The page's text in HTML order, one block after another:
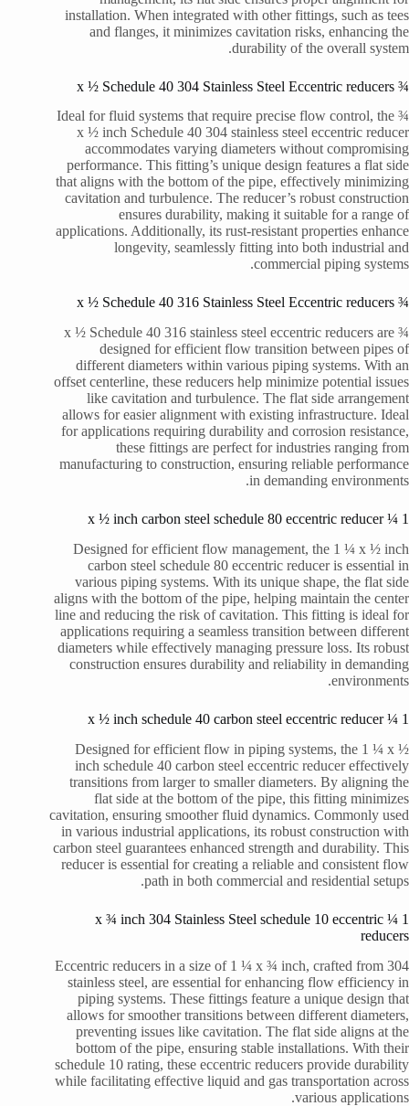
installation. When integrated with other fittings, such as tees
and flanges, it minimizes cavitation risks, enhancing the
durability of the overall system.
¾ x ½ Schedule 40 304 Stainless Steel Eccentric reducers
Ideal for fluid systems that require precise flow control, the ¾
x ½ inch Schedule 40 304 stainless steel eccentric reducer
accommodates varying diameters without compromising
performance. This fitting’s unique design features a flat side
that aligns with the bottom of the pipe, effectively minimizing
cavitation and turbulence. The reducer’s robust construction
ensures durability, making it suitable for a range of
applications. Additionally, its rust-resistant properties enhance
longevity, seamlessly fitting into both industrial and
commercial piping systems.
¾ x ½ Schedule 40 316 Stainless Steel Eccentric reducers
¾ x ½ Schedule 40 316 stainless steel eccentric reducers are
designed for efficient flow transition between pipes of
different diameters within various piping systems. With an
offset centerline, these reducers help minimize potential issues
like cavitation and turbulence. The flat side arrangement
allows for easier alignment with existing infrastructure. Ideal
for applications requiring durability and corrosion resistance,
these fittings are perfect for industries ranging from
manufacturing to construction, ensuring reliable performance
in demanding environments.
1 ¼ x ½ inch carbon steel schedule 80 eccentric reducer
Designed for efficient flow management, the 1 ¼ x ½ inch
carbon steel schedule 80 eccentric reducer is essential in
various piping systems. With its unique shape, the flat side
aligns with the bottom of the pipe, helping maintain the center
line and reducing the risk of cavitation. This fitting is ideal for
applications requiring a seamless transition between different
diameters while effectively managing pressure loss. Its robust
construction ensures durability and reliability in demanding
environments.
1 ¼ x ½ inch schedule 40 carbon steel eccentric reducer
Designed for efficient flow in piping systems, the 1 ¼ x ½
inch schedule 40 carbon steel eccentric reducer effectively
transitions from larger to smaller diameters. By aligning the
flat side at the bottom of the pipe, this fitting minimizes
cavitation, ensuring smoother fluid dynamics. Commonly used
in various industrial applications, its robust construction with
carbon steel guarantees enhanced strength and durability. This
reducer is essential for creating a reliable and consistent flow
path in both commercial and residential setups.
1 ¼ x ¾ inch 304 Stainless Steel schedule 10 eccentric
reducers
Eccentric reducers in a size of 1 ¼ x ¾ inch, crafted from 304
stainless steel, are essential for enhancing flow efficiency in
piping systems. These fittings feature a unique design that
allows for smoother transitions between different diameters,
preventing issues like cavitation. The flat side aligns at the
bottom of the pipe, ensuring stable installations. With their
schedule 10 rating, these eccentric reducers provide durability
while facilitating effective liquid and gas transportation across
various applications.